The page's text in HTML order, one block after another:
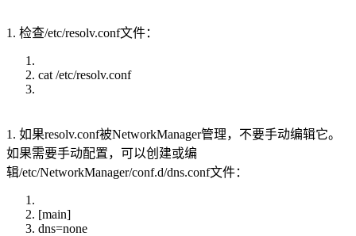
1. 检查/etc/resolv.conf文件：
cat /etc/resolv.conf
1. 如果resolv.conf被NetworkManager管理，不要手动编辑它。
如果需要手动配置，可以创建或编
辑/etc/NetworkManager/conf.d/dns.conf文件：
[main]
dns=none